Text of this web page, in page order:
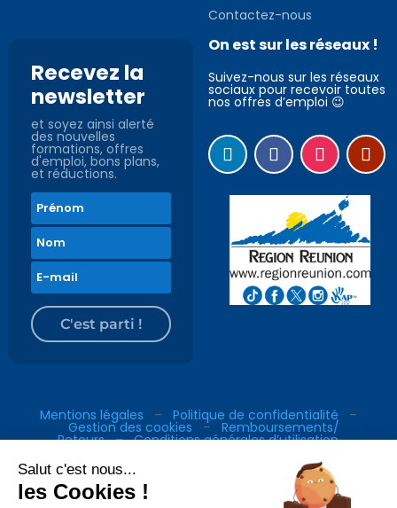
Contactez-nous
Recevez la
newsletter
et soyez ainsi alerté
des nouvelles
formations, offres
d'emploi, bons plans,
et réductions.
C'est parti !
On est sur les réseaux !
Suivez-nous sur les réseaux
sociaux pour recevoir toutes
nos offres d’emploi 😉
Mentions légales – Politique de confidentialité –
Gestion des cookies – Remboursements/
Retours–Conditions générales d’utilisation
Salut c'est nous...
les Cookies !